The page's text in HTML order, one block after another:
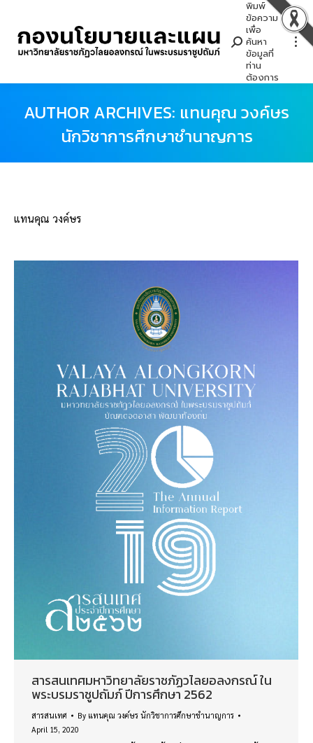
Search:
พิมพ์
ข้อความ
เพื่อ
ค้นหา
ข้อมูลที่
ท่าน
ต้องการ
AUTHOR ARCHIVES: แทนคุณ วงค์ษร
นักวิชาการศึกษาชำนาญการ
แทนคุณ วงค์ษร
สารสนเทศมหาวิทยาลัยราชภัฏวไลยอลงกรณ์ ใน
พระบรมราชูปถัมภ์ ปีการศึกษา 2562
สารสนเทศ By แทนคุณ วงค์ษร นักวิชาการศึกษาชำนาญการ
April 15, 2020